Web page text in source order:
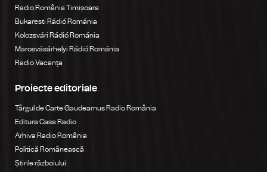
Radio România Timișoara
Bukaresti Rádió Románia
Kolozsvári Rádió Románia
Marosvásárhelyi Rádió Románia
Radio Vacanța
Proiecte editoriale
Târgul de Carte Gaudeamus Radio România
Editura Casa Radio
Arhiva Radio România
Politică Românească
Știrile războiului